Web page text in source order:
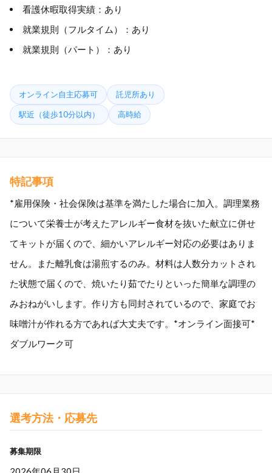
看護休暇取得実績：あり
就業規則（フルタイム）：あり
就業規則（パート）：あり
オンライン自主応募可 託児所あり
駅近（徒歩10分以内） 高時給
特記事項
*雇用保険・社会保険は基準を満たした場合に加入。調理業務
について栄養士が考えたアレルギー食材を抜いた献立に併せ
てキットが届くので、細かいアレルギー対応の必要はありま
せん。また離乳食は湯煎するのみ。材料は人数分カットされ
た状態で届くので、焼いたり茹でたりといった簡単な調理の
みおねがいします。作り方も同封されているので、家庭でお
味噌汁が作れる方であれば大丈夫です。*オンライン面接可*
ダブルワーク可
選考方法・応募先
募集期限